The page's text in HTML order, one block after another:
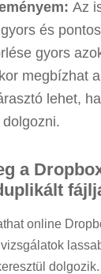
Az
és
gyors
megbízhat
lehet,
a
online